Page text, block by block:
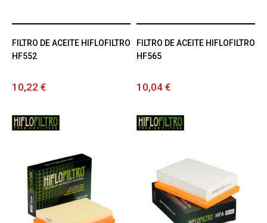
FILTRO DE ACEITE HIFLOFILTRO
HF552
10,22 €
FILTRO DE ACEITE HIFLOFILTRO
HF565
10,04 €